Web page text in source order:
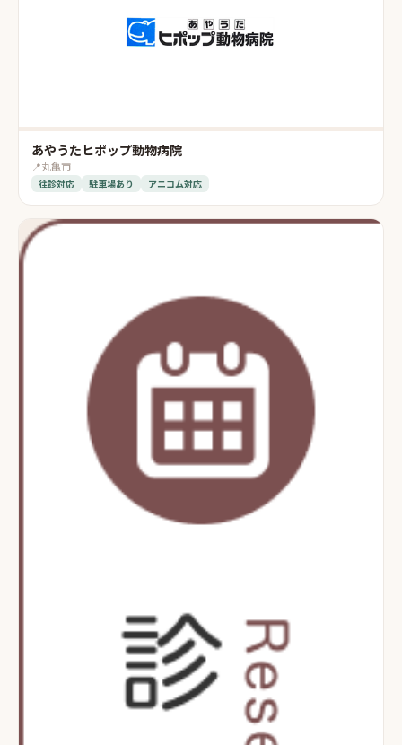
あやうたヒポップ動物病院
📍丸亀市
往診対応 駐車場あり アニコム対応